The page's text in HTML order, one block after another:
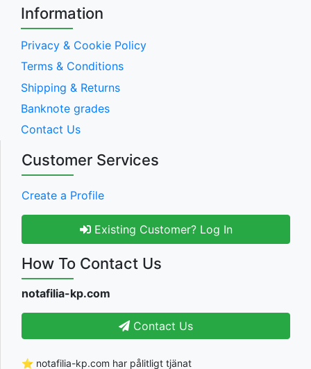
Information
Privacy & Cookie Policy
Terms & Conditions
Shipping & Returns
Banknote grades
Contact Us
Customer Services
Create a Profile
Existing Customer? Log In
How To Contact Us
notafilia-kp.com
Contact Us
⭐ notafilia-kp.com har pålitligt tjänat